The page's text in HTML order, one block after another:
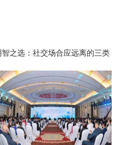
智之选：社交场合应远离的三类